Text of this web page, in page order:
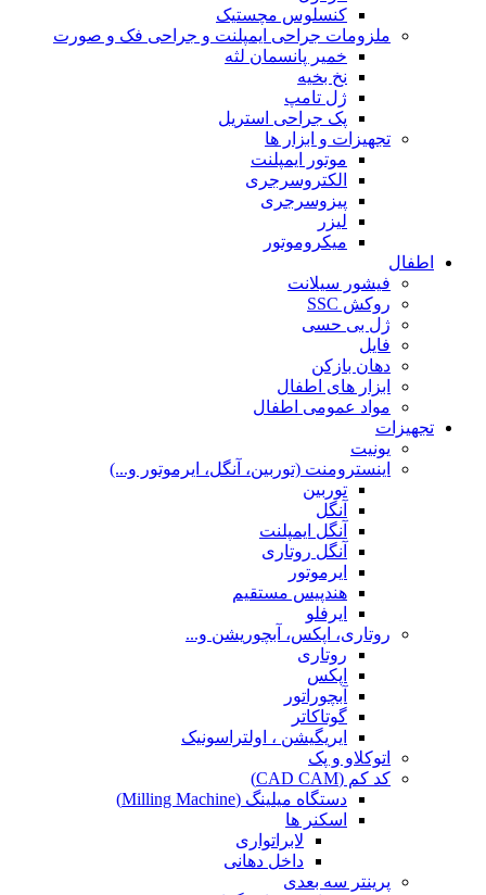
کنسلوس مچستیک
ملزومات جراحی ایمپلنت و جراحی فک و صورت
خمیر پانسمان لثه
نخ بخیه
ژل تامپ
پک جراحی استریل
تجهیزات و ابزار ها
موتور ایمپلنت
الکتروسرجری
پیزوسرجری
لیزر
میکروموتور
اطفال
فیشور سیلانت
روکش SSC
ژل بی حسی
فایل
دهان بازکن
ابزار های اطفال
مواد عمومی اطفال
تجهیزات
یونیت
اینسترومنت (توربین، آنگل، ایرموتور و...)
توربین
آنگل
آنگل ایمپلنت
آنگل روتاری
ایرموتور
هندپیس مستقیم
ایرفلو
روتاری، اپکس، آبچوریشن و...
روتاری
اپکس
آبچوراتور
گوتاکاتر
ایریگیشن ، اولتراسونیک
اتوکلاو و پک
کد کم (CAD CAM)
دستگاه میلینگ (Milling Machine)
اسکنر ها
لابراتواری
داخل دهانی
پرینتر سه بعدی